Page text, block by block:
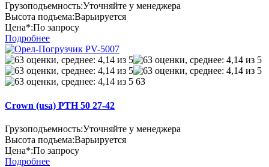
Грузоподъемность:Уточняйте у менеджера
Высота подъема:Варьируется
Цена*:По запросу
Подробнее
63
Crown (usa) PTH 50 27-42
Грузоподъемность:Уточняйте у менеджера
Высота подъема:Варьируется
Цена*:По запросу
Подробнее